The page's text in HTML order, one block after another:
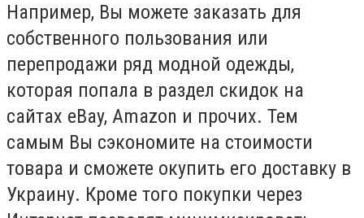
Например, Вы можете заказать для
собственного пользования или
перепродажи ряд модной одежды,
которая попала в раздел скидок на
сайтах eBay, Amazon и прочих. Тем
самым Вы сэкономите на стоимости
товара и сможете окупить его доставку в
Украину. Кроме того покупки через